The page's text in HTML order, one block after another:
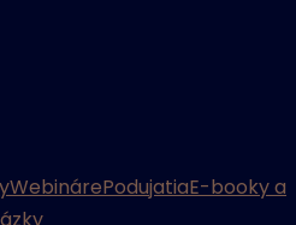
WebinárePodujatiaE-booky a